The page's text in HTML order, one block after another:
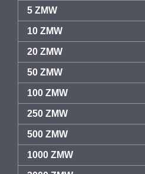
5 ZMW
10 ZMW
20 ZMW
50 ZMW
100 ZMW
250 ZMW
500 ZMW
1000 ZMW